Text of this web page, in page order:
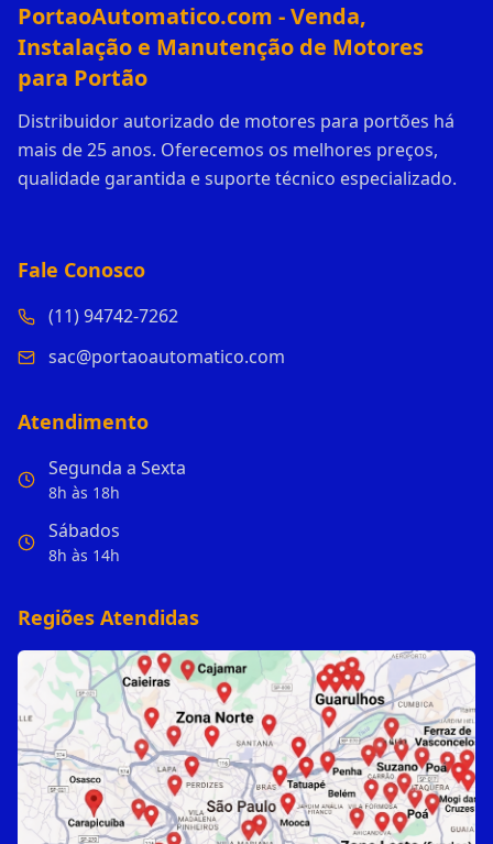
PortaoAutomatico.com - Venda,
Instalação e Manutenção de Motores
para Portão
Distribuidor autorizado de motores para portões há
mais de 25 anos. Oferecemos os melhores preços,
qualidade garantida e suporte técnico especializado.
Fale Conosco
(11) 94742-7262
sac@portaoautomatico.com
Atendimento
Segunda a Sexta
8h às 18h
Sábados
8h às 14h
Regiões Atendidas